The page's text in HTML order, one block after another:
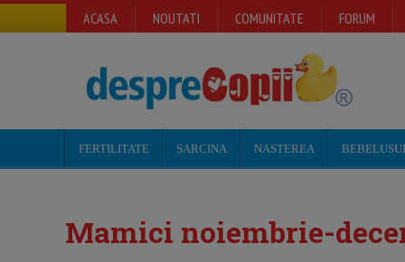
ACASA NOUTATI COMUNITATE FORUM
FERTILITATE SARCINA NASTEREA
Mamici noiembrie-